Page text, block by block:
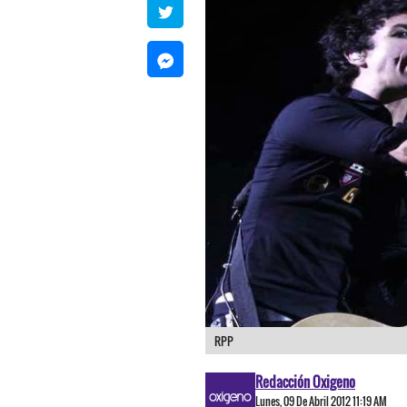
RPP
Redacción Oxigeno
Lunes, 09 De Abril 2012 11:19 AM